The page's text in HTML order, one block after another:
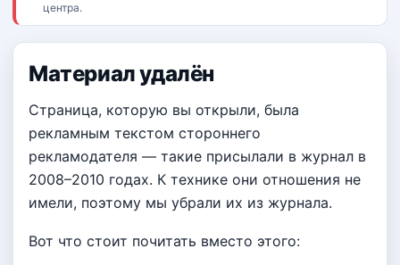
центра.
Материал удалён
Страница, которую вы открыли, была
рекламным текстом стороннего
рекламодателя — такие присылали в журнал в
2008–2010 годах. К технике они отношения не
имели, поэтому мы убрали их из журнала.
Вот что стоит почитать вместо этого: